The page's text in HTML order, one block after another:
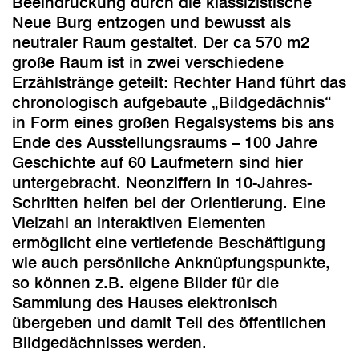
Neue Burg entzogen und bewusst als
neutraler Raum gestaltet. Der ca 570 m2
große Raum ist in zwei verschiedene
Erzählstränge geteilt: Rechter Hand führt das
chronologisch aufgebaute „Bildgedächnis“
in Form eines großen Regalsystems bis ans
Ende des Ausstellungsraums – 100 Jahre
Geschichte auf 60 Laufmetern sind hier
untergebracht. Neonziffern in 10-Jahres-
Schritten helfen bei der Orientierung. Eine
Vielzahl an interaktiven Elementen
ermöglicht eine vertiefende Beschäftigung
wie auch persönliche Anknüpfungspunkte,
so können z.B. eigene Bilder für die
Sammlung des Hauses elektronisch
übergeben und damit Teil des öffentlichen
Bildgedächnisses werden.